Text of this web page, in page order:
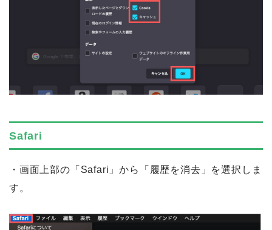
Safari
・画面上部の「Safari」から「履歴を消去」を選択しま
す。